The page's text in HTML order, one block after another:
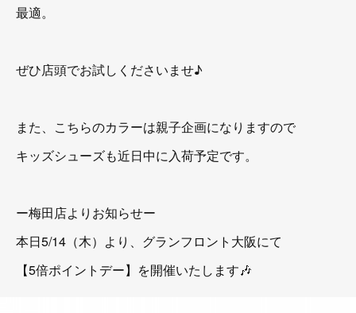
最適。
ぜひ店頭でお試しくださいませ♪
また、こちらのカラーは親子企画になりますので
キッズシューズも近日中に入荷予定です。
ー梅田店よりお知らせー
本日5/14（木）より、グランフロント大阪にて⁡
【5倍ポイントデー】を開催いたします🎶